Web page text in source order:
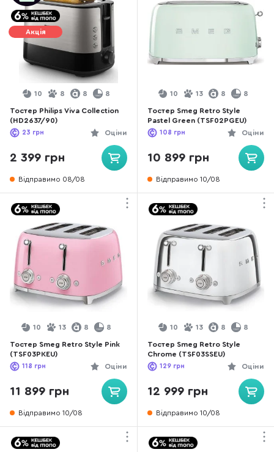
Акція
10 8 8 8
Тостер Philips Viva Collection
(HD2637/90)
Оціни
23 грн
2 399 грн
Відправимо 08/08
10 13 8 8
Тостер Smeg Retro Style
Pastel Green (TSF02PGEU)
Оціни
108 грн
10 899 грн
Відправимо 10/08
10 13 8 8
Тостер Smeg Retro Style Pink
(TSF03PKEU)
Оціни
118 грн
11 899 грн
Відправимо 10/08
10 13 8 8
Тостер Smeg Retro Style
Chrome (TSF03SSEU)
Оціни
129 грн
12 999 грн
Відправимо 10/08